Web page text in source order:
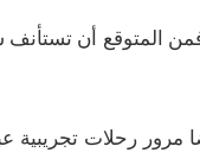
فمن المتوقع أن
رحلات تجريبية